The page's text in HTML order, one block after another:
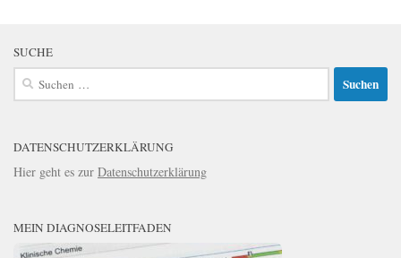
SUCHE
Suchen
nach:
DATENSCHUTZERKLÄRUNG
Hier geht es zur Datenschutzerklärung
MEIN DIAGNOSELEITFADEN